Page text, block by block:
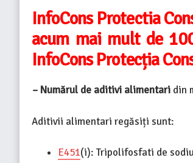
InfoCons Protectia
acum mai mult de
InfoCons Protecția
– Numărul de aditivi alimentari din
Aditivii alimentari regăsiți sunt:
E451(i): Tripolifosfati de